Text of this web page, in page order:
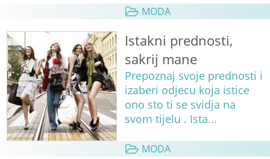
MODA
Istakni prednosti,
sakrij mane
Prepoznaj svoje prednosti i
izaberi odjecu koja istice
ono sto ti se svidja na
svom tijelu . Ista...
MODA